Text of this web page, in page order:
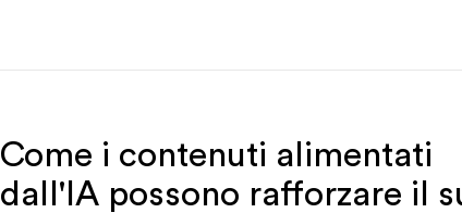
Come i contenuti alimentati
dall'IA possono rafforzare il